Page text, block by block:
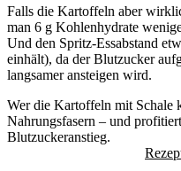
Falls die Kartoffeln aber
man 6 g Kohlenhydrate
Und den Spritz-Essabstand
einhält), da der Blutzucker
langsamer ansteigen wird.
Wer die Kartoffeln mit Schale
Nahrungsfasern – und
Blutzuckeranstieg.